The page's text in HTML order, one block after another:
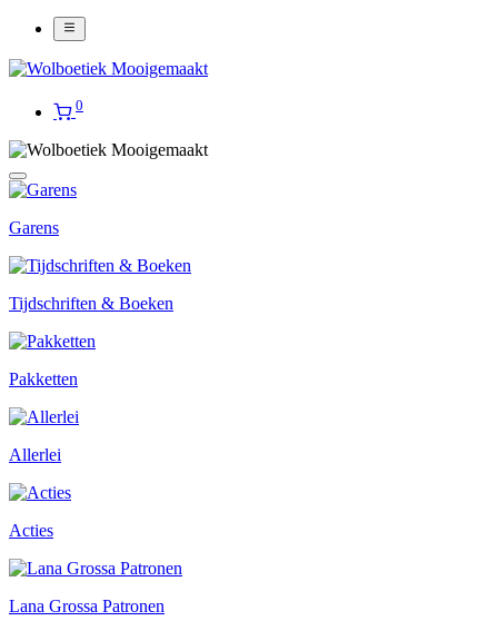
0
Garens
Tijdschriften & Boeken
Pakketten
Allerlei
Acties
Lana Grossa Patronen